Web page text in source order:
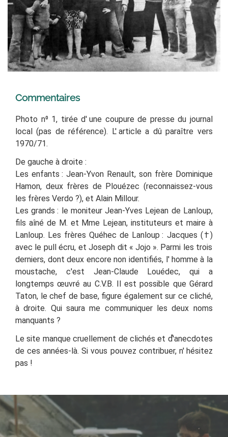
Commentaires
Photo n⁰ 1, tirée d' une coupure de presse du journal
local (pas de référence). L' article a dû paraître vers
1970/71.
De gauche à droite :
Les enfants : Jean-Yvon Renault, son frère Dominique
Hamon, deux frères de Plouézec (reconnaissez-vous
les frères Verdo ?), et Alain Millour.
Les grands : le moniteur Jean-Yves Lejean de Lanloup,
fils aîné de M. et Mme Lejean, instituteurs et maire à
Lanloup. Les frères Quéhec de Lanloup : Jacques (†)
avec le pull écru, et Joseph dit « Jojo ». Parmi les trois
derniers, dont deux encore non identifiés, l' homme à la
moustache, c'est Jean-Claude Louédec, qui a
longtemps œuvré au C.V.B. Il est possible que Gérard
Taton, le chef de base, figure également sur ce cliché,
à droite. Qui saura me communiquer les deux noms
manquants ?
Le site manque cruellement de clichés et d'̽anecdotes
de ces années-là. Si vous pouvez contribuer, n' hésitez
pas !